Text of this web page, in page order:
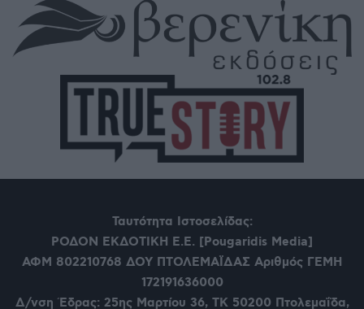
Ταυτότητα Ιστοσελίδας:
ΡΟΔΟΝ ΕΚΔΟΤΙΚΗ Ε.Ε. [Pougaridis Media]
ΑΦΜ 802210768 ΔΟΥ ΠΤΟΛΕΜΑΪΔΑΣ Αριθμός ΓΕΜΗ
172191636000
Δ/νση Έδρας: 25ης Μαρτίου 36, ΤΚ 50200 Πτολεμαΐδα,